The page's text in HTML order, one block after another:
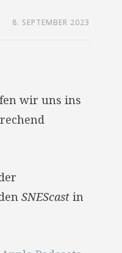
8. SEPTEMBER 2023
wir uns ins
SNEScast in